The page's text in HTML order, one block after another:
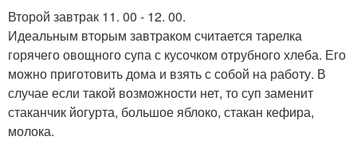
Второй завтрак 11. 00 - 12. 00.
Идеальным вторым завтраком считается тарелка
горячего овощного супа с кусочком отрубного хлеба. Его
можно приготовить дома и взять с собой на работу. В
случае если такой возможности нет, то суп заменит
стаканчик йогурта, большое яблоко, стакан кефира,
молока.